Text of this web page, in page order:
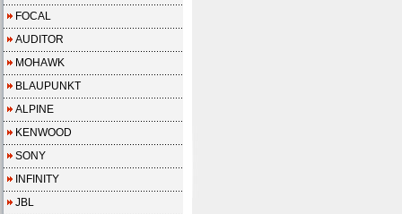
FOCAL
AUDITOR
MOHAWK
BLAUPUNKT
ALPINE
KENWOOD
SONY
INFINITY
JBL